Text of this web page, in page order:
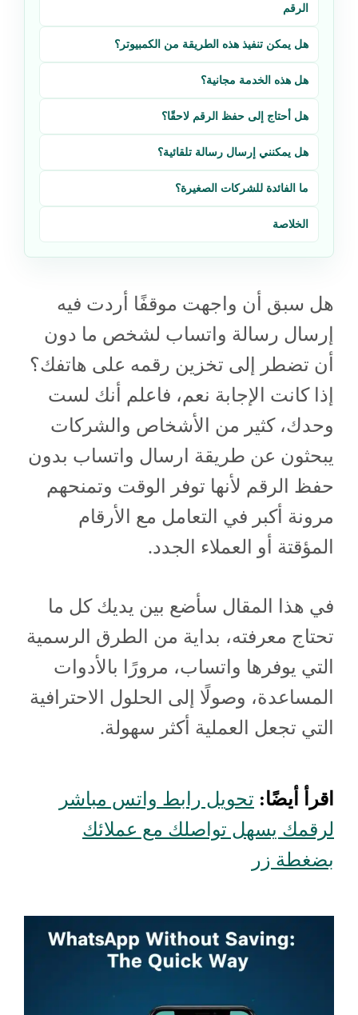
الرقم
هل يمكن تنفيذ هذه الطريقة من الكمبيوتر؟
هل هذه الخدمة مجانية؟
هل أحتاج إلى حفظ الرقم لاحقًا؟
هل يمكنني إرسال رسالة تلقائية؟
ما الفائدة للشركات الصغيرة؟
الخلاصة
هل سبق أن واجهت موقفًا أردت فيه
إرسال رسالة واتساب لشخص ما دون
أن تضطر إلى تخزين رقمه على هاتفك؟
إذا كانت الإجابة نعم، فاعلم أنك لست
وحدك، كثير من الأشخاص والشركات
يبحثون عن طريقة ارسال واتساب بدون
حفظ الرقم لأنها توفر الوقت وتمنحهم
مرونة أكبر في التعامل مع الأرقام
المؤقتة أو العملاء الجدد.
في هذا المقال سأضع بين يديك كل ما
تحتاج معرفته، بداية من الطرق الرسمية
التي يوفرها واتساب، مرورًا بالأدوات
المساعدة، وصولًا إلى الحلول الاحترافية
التي تجعل العملية أكثر سهولة.
اقرأ أيضًا: تحويل رابط واتس مباشر
لرقمك يسهل تواصلك مع عملائك
بضغطة زر